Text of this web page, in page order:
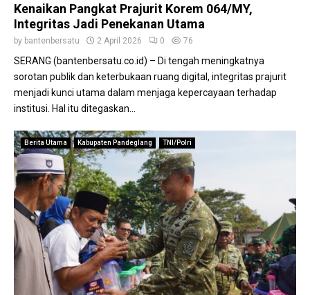
Kenaikan Pangkat Prajurit Korem 064/MY,
Integritas Jadi Penekanan Utama
by bantenbersatu 2 April 2026 0 76
SERANG (bantenbersatu.co.id) – Di tengah meningkatnya
sorotan publik dan keterbukaan ruang digital, integritas prajurit
menjadi kunci utama dalam menjaga kepercayaan terhadap
institusi. Hal itu ditegaskan...
Berita Utama Kabupaten Pandeglang TNI/Polri